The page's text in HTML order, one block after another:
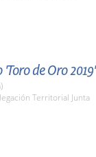
de Oro 2019'
Territorial Junta